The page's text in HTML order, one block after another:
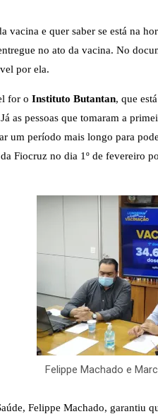
vacina e quer saber se está na
no ato da vacina. No
por ela.
for o Instituto Butantan, que
as pessoas que tomaram a
um período mais longo para
Fiocruz no dia 1º de fevereiro
Felippe Machado e
Felippe Machado, garantiu